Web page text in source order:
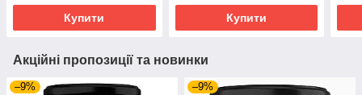
Купити Купити
Акційні пропозиції та новинки
–9% –9%